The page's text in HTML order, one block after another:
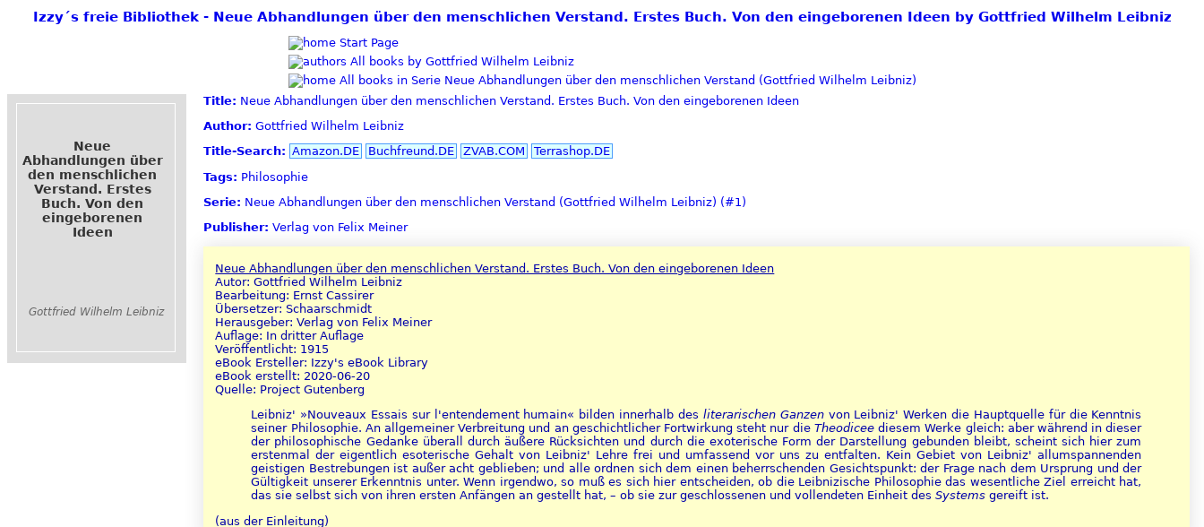
Izzy´s freie Bibliothek - Neue Abhandlungen über den menschlichen Verstand. Erstes Buch. Von den eingeborenen Ideen by Gottfried Wilhelm Leibniz
Start Page
All books by Gottfried Wilhelm Leibniz
All books in Serie Neue Abhandlungen über den menschlichen Verstand (Gottfried Wilhelm Leibniz)
Neue
Abhandlungen über
den menschlichen
Verstand. Erstes
Buch. Von den
eingeborenen
Ideen
Gottfried Wilhelm Leibniz
Title: Neue Abhandlungen über den menschlichen Verstand. Erstes Buch. Von den eingeborenen Ideen
Author: Gottfried Wilhelm Leibniz
Title-Search: Amazon.DE Buchfreund.DE ZVAB.COM
Terrashop.DE
Tags: Philosophie
Serie: Neue Abhandlungen über den menschlichen Verstand (Gottfried Wilhelm Leibniz) (#1)
Publisher: Verlag von Felix Meiner
Neue Abhandlungen über den menschlichen Verstand. Erstes Buch. Von den eingeborenen Ideen
Autor: Gottfried Wilhelm Leibniz
Bearbeitung: Ernst Cassirer
Übersetzer: Schaarschmidt
Herausgeber: Verlag von Felix Meiner
Auflage: In dritter Auflage
Veröffentlicht: 1915
eBook Ersteller: Izzy's eBook Library
eBook erstellt: 2020-06-20
Quelle: Project Gutenberg
Leibniz' »Nouveaux Essais sur l'entendement humain« bilden innerhalb des literarischen Ganzenvon Leibniz' Werken die Hauptquelle für die Kenntnis
seiner Philosophie. An allgemeiner Verbreitung und an geschichtlicher Fortwirkung steht nur die Theodiceediesem Werke gleich: aber während in dieser
der philosophische Gedanke überall durch äußere Rücksichten und durch die exoterische Form der Darstellung gebunden bleibt, scheint sich hier zum
erstenmal der eigentlich esoterische Gehalt von Leibniz' Lehre frei und umfassend vor uns zu entfalten. Kein Gebiet von Leibniz' allumspannenden
geistigen Bestrebungen ist außer acht geblieben; und alle ordnen sich dem einen beherrschenden Gesichtspunkt: der Frage nach dem Ursprung und der
Gültigkeit unserer Erkenntnis unter. Wenn irgendwo, so muß es sich hier entscheiden, ob die Leibnizische Philosophie das wesentliche Ziel erreicht hat,
das sie selbst sich von ihren ersten Anfängen an gestellt hat, – ob sie zur geschlossenen und vollendeten Einheit desSystems gereift ist.
(aus der Einleitung)